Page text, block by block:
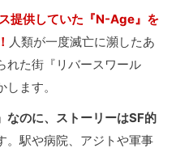
提供していた『N-Age』を
人類が一度滅亡に瀕したあ
れた街『リバースワール
ます。
なのに、ストーリーはSF的
。駅や病院、アジトや軍事